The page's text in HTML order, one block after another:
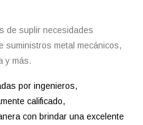
de suplir necesidades
suministros metal mecánicos,
y más.
por ingenieros,
calificado,
con brindar una excelente